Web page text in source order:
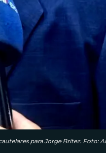
para Jorge Brítez. Foto: